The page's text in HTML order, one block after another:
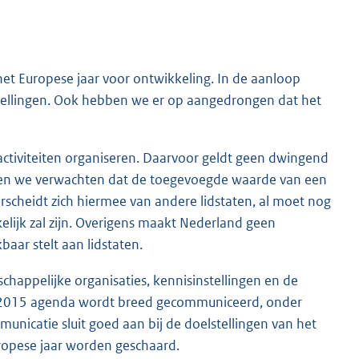
Europese jaar voor ontwikkeling. In de aanloop
Ook hebben we er op aangedrongen dat het
organiseren. Daarvoor geldt geen dwingend
we verwachten dat de toegevoegde waarde van een
zich hiermee van andere lidstaten, al moet nog
zal zijn. Overigens maakt Nederland geen
stelt aan lidstaten.
organisaties, kennisinstellingen en de
agenda wordt breed gecommuniceerd, onder
sluit goed aan bij de doelstellingen van het
jaar worden geschaard.